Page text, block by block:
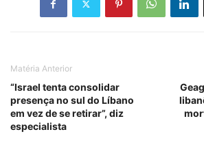
Matéria Anterior
“Israel tenta consolidar
presença no sul do Líbano
em vez de se retirar”, diz
especialista